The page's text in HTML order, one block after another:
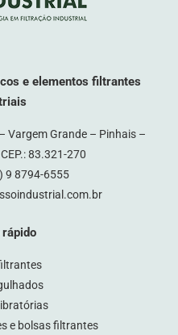
e elementos filtrantes
Vargem Grande – Pinhais –
83.321-270
9 8794-6555
e bolsas filtrantes